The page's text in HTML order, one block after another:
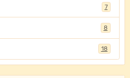
7
8
18